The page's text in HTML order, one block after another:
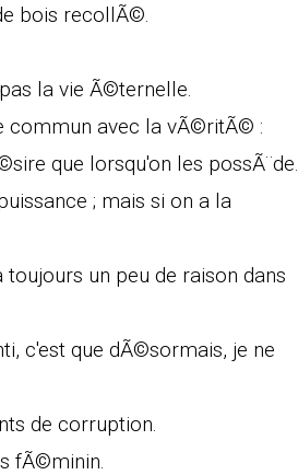
bois recollÃ©.
la vie Ã©ternelle.
commun avec la vÃ©ritÃ© :
que lorsqu'on les possÃ¨de.
; mais si on a la
un peu de raison dans
c'est que dÃ©sormais, je ne
de corruption.
fÃ©minin.